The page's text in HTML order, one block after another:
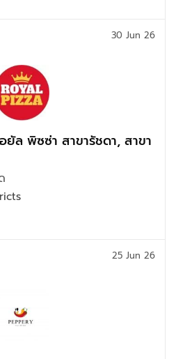
ยัล พิซซ่า สาขารัชดา, สาขา
30 Jun 26
25 Jun 26